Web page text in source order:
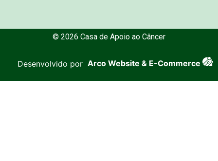
© 2026 Casa de Apoio ao Câncer
Desenvolvido por Arco Website & E-Commerce